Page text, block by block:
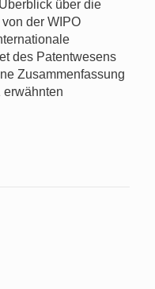
über die
der WIPO
des Patentwesens
Zusammenfassung
erwähnten